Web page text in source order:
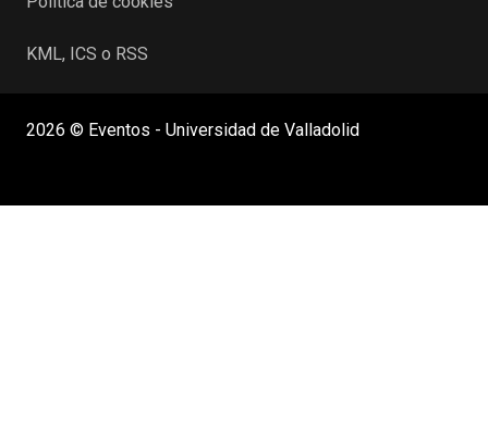
KML, ICS o RSS
2026 © Eventos - Universidad de Valladolid